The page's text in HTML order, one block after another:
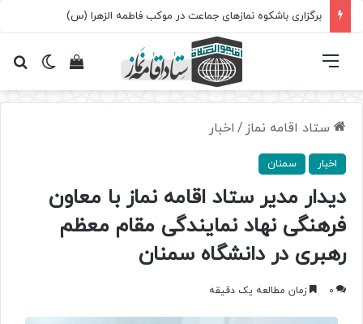
برگزاری باشکوه نمازهای جماعت در موکب فاطمه الزهرا (س)
تغییرمشاهده فهرست
ستاد اقامه نماز / اخبار
اخبار سمنان
دیدار مدیر ستاد اقامه نماز با معاون
فرهنگی نهاد نمایندگی مقام معظم
رهبری در دانشگاه سمنان
0 زمان مطالعه یک دقیقه